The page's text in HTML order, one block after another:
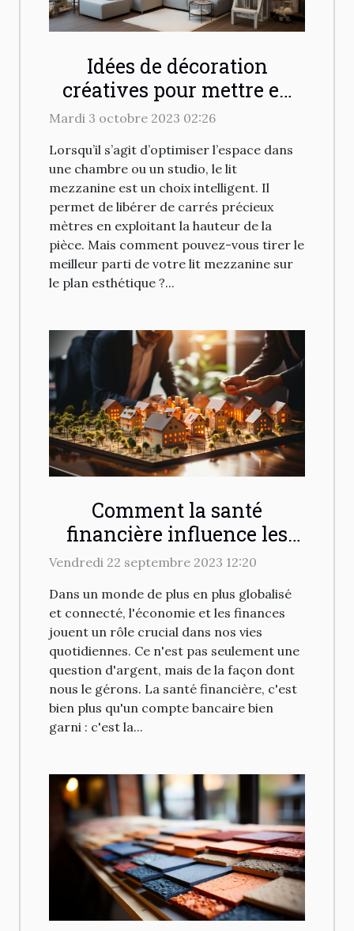
Idées de décoration
créatives pour mettre en
valeur un lit mezzanine
Mardi 3 octobre 2023 02:26
Lorsqu’il s’agit d’optimiser l’espace dans
une chambre ou un studio, le lit
mezzanine est un choix intelligent. Il
permet de libérer de carrés précieux
mètres en exploitant la hauteur de la
pièce. Mais comment pouvez-vous tirer le
meilleur parti de votre lit mezzanine sur
le plan esthétique ?...
Comment la santé
financière influence les
investissements
Vendredi 22 septembre 2023 12:20
Dans un monde de plus en plus globalisé
et connecté, l'économie et les finances
jouent un rôle crucial dans nos vies
quotidiennes. Ce n'est pas seulement une
question d'argent, mais de la façon dont
nous le gérons. La santé financière, c'est
bien plus qu'un compte bancaire bien
garni : c'est la...